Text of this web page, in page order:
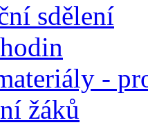
sdělení
-
žáků